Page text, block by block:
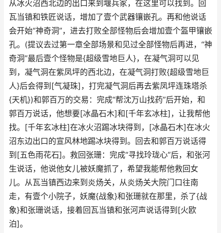
从冰火沼西北边的出口来到堰兵冢，在这里可以找到。回
瓦当镇和铁匠说话，增加了壹个武器镶嵌孔。再和他说话
会开始“神奇洞”，进去打败全部怪物后会增加壹个盔甲镶嵌
孔。(提议去过第一章全部场景和见过全部怪物后再进，“神
奇洞”最后壹个怪物是{超级雪地巨人}，在凝气洞可以见
到，凝气洞在紫凤坪的西北边，在凝气洞打败{超级雪地巨
人}后会得到[气凝珠]，打完凝气洞后再去紫凤坪连珠塔杀
{天机})和郭百万的交易：完成“帮沈万山找药”后开始，和
郭百万说话，他想要[冰晶石木]和[千年玄冰柱]，让我帮他
找。[千年玄冰柱]在冰火沼踢冰块得到，[冰晶石木]在冰火
沼东边出口的宣风林地踢冰块得到。回去和郭百万说话得
到[五色雨花石]。救回张珊：完成“寻找玲珑心”后，和张河
生说话，他说他女儿被妖魔抓了，希望我能帮他救回女
儿。从瓦当镇西边来到炎炀关，从炎炀关大院门口往南
走，有壹个小院子，妖魔{战象}和张珊就在那里，杀了{战
象}和张珊说话，接着回瓦当镇和张河声说话得到[火欧
泊]。